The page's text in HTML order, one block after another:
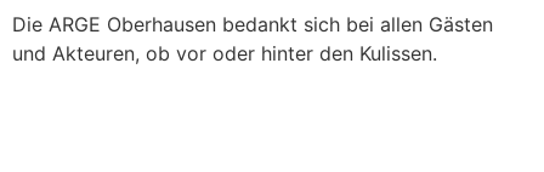
Die ARGE Oberhausen bedankt sich bei allen Gästen
und Akteuren, ob vor oder hinter den Kulissen.